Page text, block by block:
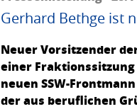
Gerhard Bethge ist
Neuer Vorsitzender
einer Fraktionssitzung
neuen SSW-
der aus beruflichen